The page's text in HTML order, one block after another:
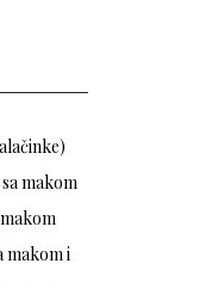
makom
makom i